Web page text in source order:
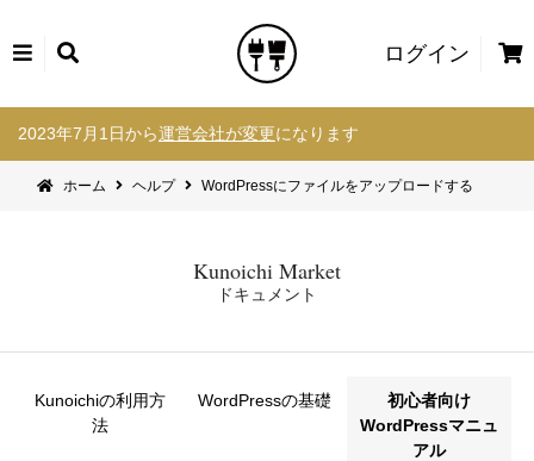
ログイン
カ
2023年7月1日から運営会社が変更になります
ホーム ヘルプ WordPressにファイルをアップロードする
Kunoichi Market
ドキュメント
Kunoichiの利用方
法
WordPressの基礎
初心者向け
WordPressマニュ
アル